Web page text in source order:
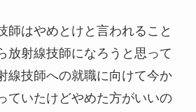
師はやめとけと言われること
放射線技師になろうと思って
線技師への就職に向けて今か
ていたけどやめた方がいいの